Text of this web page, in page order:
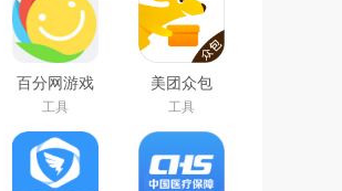
百分网游戏
盒子下载
2026新版
工具
美团众包
工具